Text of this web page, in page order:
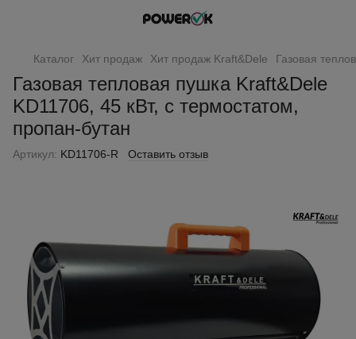
Каталог Хит продаж Хит продаж Kraft&Dele Газовая
Газовая тепловая пушка Kraft&Dele
KD11706, 45 кВт, с термостатом,
пропан-бутан
Артикул: KD11706-R Оставить отзыв